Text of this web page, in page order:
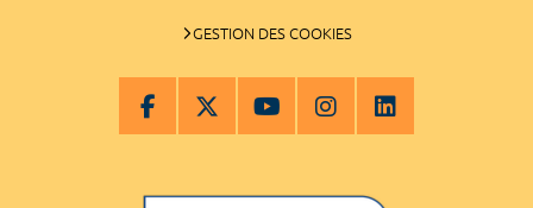
GESTION DES COOKIES